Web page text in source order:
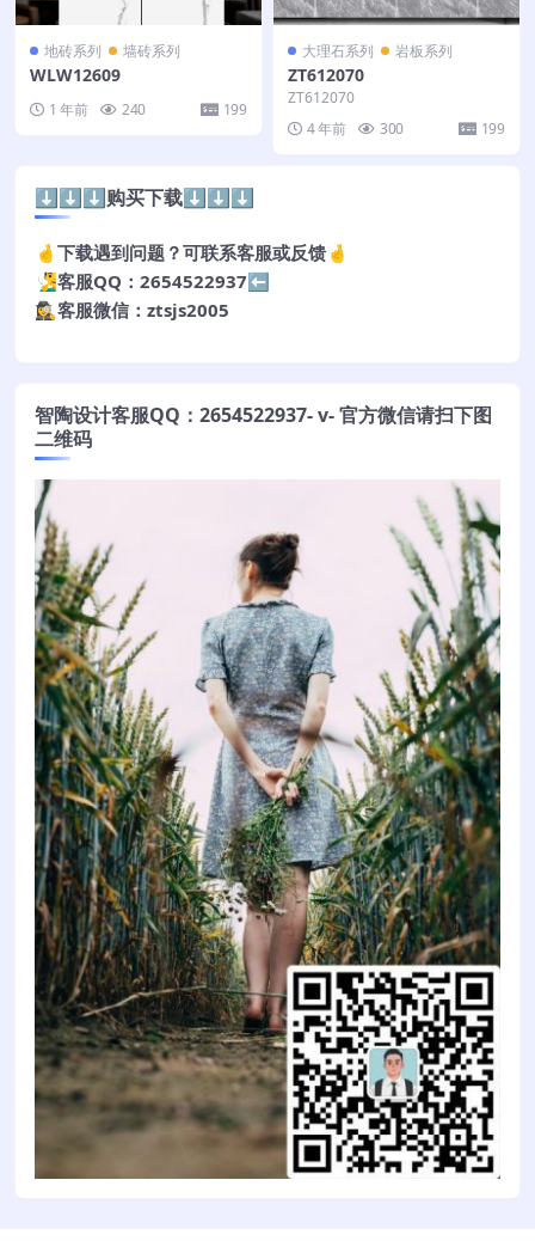
地砖系列 墙砖系列
WLW12609
1 年前 240 199
大理石系列 岩板系列
ZT612070
ZT612070
4 年前
300 199
⬇️⬇️⬇️购买下载⬇️⬇️⬇️
🤞下载遇到问题？可联系客服或反馈🤞
🧏‍♂️客服QQ：2654522937⬅️
🕵️‍♀️客服微信：ztsjs2005
智陶设计客服QQ：2654522937- v- 官方微信请扫下图
二维码